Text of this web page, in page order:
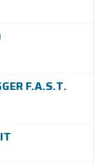
F.A.S.T.